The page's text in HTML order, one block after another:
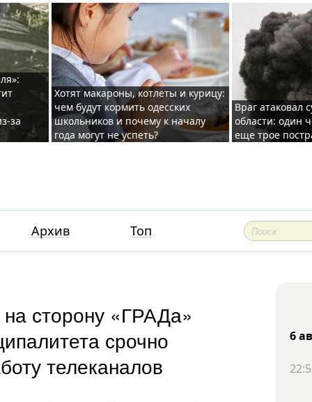
за
Хотят макароны, котлеты и курицу:
чем будут кормить одесских
школьников и почему к началу
года могут не успеть?
Враг атаковал
области: один
еще трое
Архив Топ
сторону «ГРАДа»
срочно
телеканалов
6